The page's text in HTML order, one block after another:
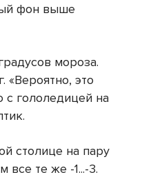
фон выше
мороза.
«Вероятно, это
с гололедицей на
столице на пару
все те же -1...-3.